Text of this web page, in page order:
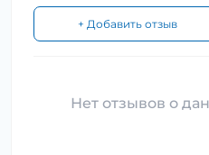
+ Добавить отзыв
Нет отзывов о